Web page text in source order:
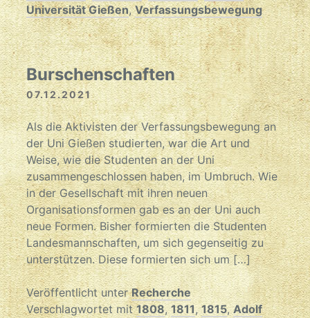
Universität Gießen,Verfassungsbewegung
Burschenschaften
07.12.2021
Als die Aktivisten der Verfassungsbewegung an
der Uni Gießen studierten, war die Art und
Weise, wie die Studenten an der Uni
zusammengeschlossen haben, im Umbruch. Wie
in der Gesellschaft mit ihren neuen
Organisationsformen gab es an der Uni auch
neue Formen. Bisher formierten die Studenten
Landesmannschaften, um sich gegenseitig zu
unterstützen. Diese formierten sich um […]
Veröffentlicht unterRecherche
Verschlagwortet mit1808,1811,1815,Adolf